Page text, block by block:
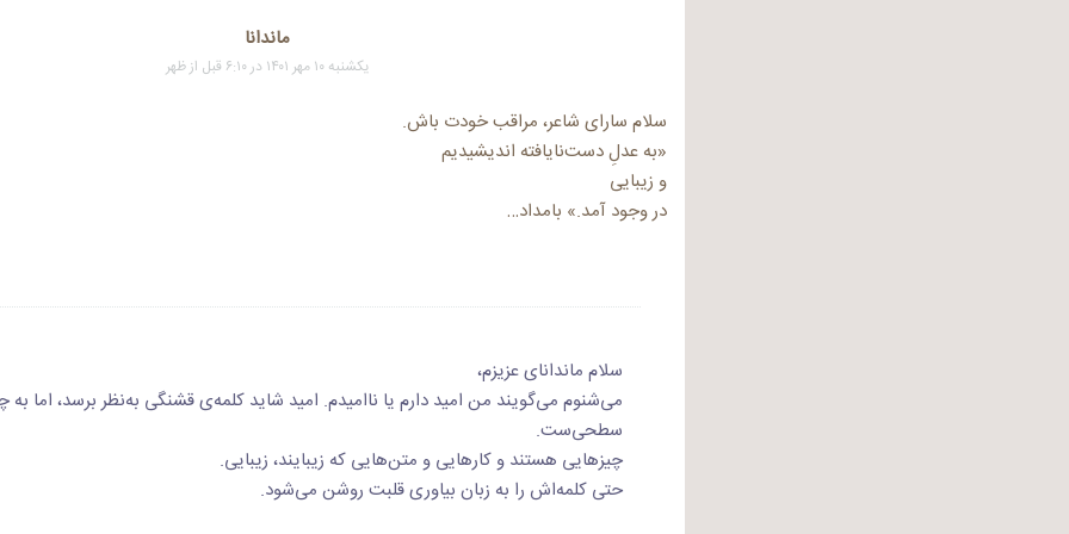
ماندانا
یکشنبه ۱۰ مهر ۱۴۰۱ در ۶:۱۰ قبل از ظهر
سلام سارای شاعر، مراقب خودت باش.
«به عدلِ دست‌نایافته اندیشیدیم
و زیبایی
در وجود آمد.» بامداد…
سلام ماندانای عزیزم،
می‌شنوم می‌گویند من امید دارم یا ناامیدم. امید شاید کلمه‌ی قشنگی به‌نظر برسد، اما
سطحی‌ست.
چیزهایی هستند و کارهایی و متن‌هایی که زیبایند، زیبایی.
حتی کلمه‌اش را به زبان بیاوری قلبت روشن می‌شود.